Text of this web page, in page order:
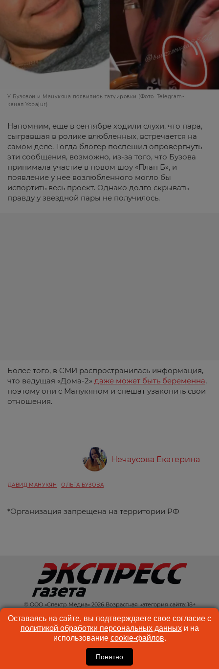
У Бузовой и Манукяна появились татуировки (Фото: Telegram-
канал Yobajur)
Напомним, еще в сентябре ходили слухи, что пара,
сыгравшая в ролике влюбленных, встречается на
самом деле. Тогда блогер поспешил опровергнуть
эти сообщения, возможно, из-за того, что Бузова
принимала участие в новом шоу «План Б», и
появление у нее возлюбленного могло бы
испортить весь проект. Однако долго скрывать
правду у звездной пары не получилось.
Более того, в СМИ распространилась информация,
что ведущая «Дома-2» даже может быть беременна,
поэтому они с Манукяном и спешат узаконить свои
отношения.
Нечаусова Екатерина
ДАВИД МАНУКЯН ОЛЬГА БУЗОВА
*Организация запрещена на территории РФ
© ООО «Спектр Медиа» 2026 Возрастная категория сайта: 18+
КОНТАКТЫ
РЕКЛАМА
КУКИ-ФАЙЛЫ
ПОЛЬЗОВАТЕЛЬСКОЕ
СОГЛАШЕНИЕ
Оставаясь на сайте, вы подтверждаете свое согласие с
политикой обработки персональных данныхи на
использование cookie-файлов.
Понятно